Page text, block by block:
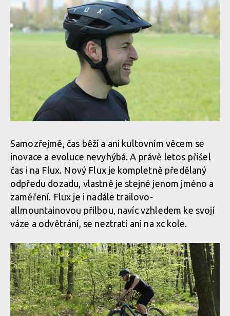
Samozřejmě, čas běží a ani kultovním věcem se
inovace a evoluce nevyhýbá. A právě letos přišel
čas i na Flux. Nový Flux je kompletně předělaný
odpředu dozadu, vlastně je stejné jenom jméno a
zaměření. Flux je i nadále trailovo-
allmountainovou přilbou, navíc vzhledem ke svojí
váze a odvětrání, se neztratí ani na xc kole.